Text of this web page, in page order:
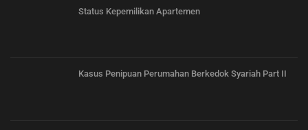
Status Kepemilikan Apartemen
Kasus Penipuan Perumahan Berkedok Syariah Part II